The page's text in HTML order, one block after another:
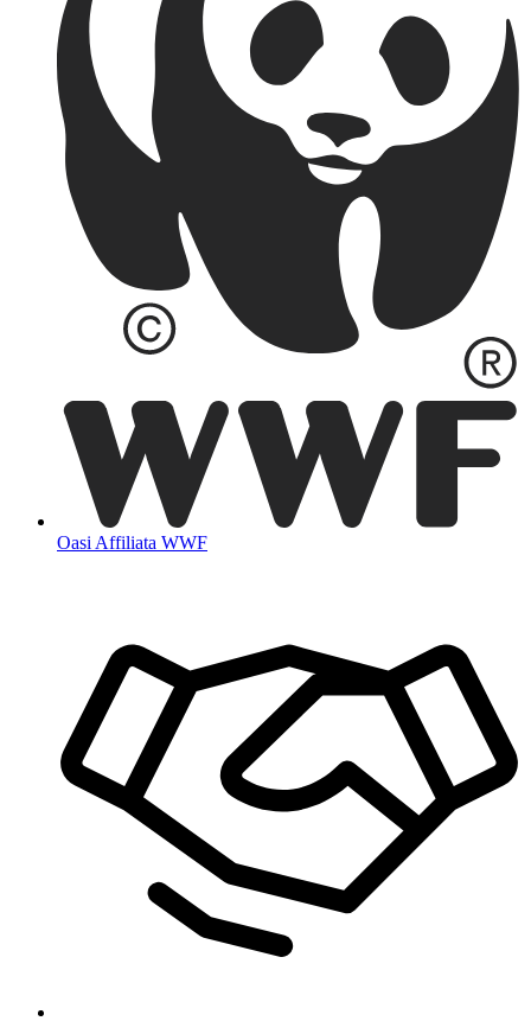
Oasi Affiliata WWF